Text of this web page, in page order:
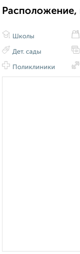
Расположение,
Школы
Дет. сады
Поликлиники